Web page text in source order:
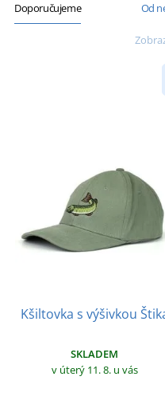
Doporučujeme Od
Kšiltovka s výšivkou
SKLADEM
v úterý 11. 8. u vás